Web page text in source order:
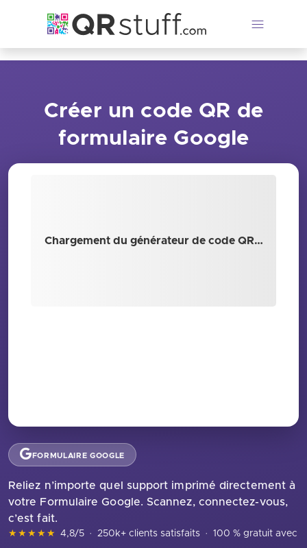
Créer un code QR de
formulaire Google
Chargement du générateur de code QR…
FORMULAIRE GOOGLE
Reliez n’importe quel support imprimé directement à
votre Formulaire Google. Scannez, connectez-vous,
c’est fait.
★★★★★ 4,8/5 · 250k+ clients satisfaits · 100 % gratuit avec